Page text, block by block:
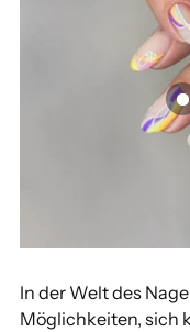
In der Welt des
Möglichkeiten, sich